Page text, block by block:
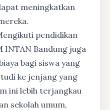
meningkatkan
pendidikan
INTAN Bandung juga
bagi siswa yang
ke jenjang yang
ini lebih terjangkau
sekolah umum,